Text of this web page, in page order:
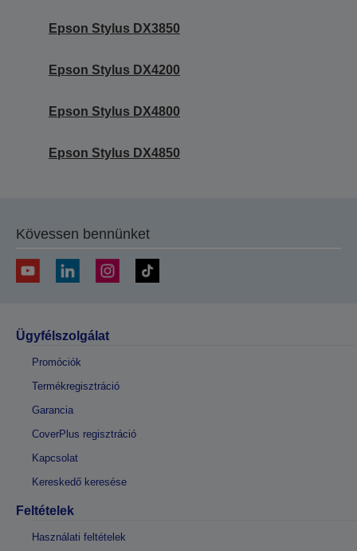
Epson Stylus DX3850
Epson Stylus DX4200
Epson Stylus DX4800
Epson Stylus DX4850
Kövessen bennünket
Ügyfélszolgálat
Promóciók
Termékregisztráció
Garancia
CoverPlus regisztráció
Kapcsolat
Kereskedő keresése
Feltételek
Használati feltételek